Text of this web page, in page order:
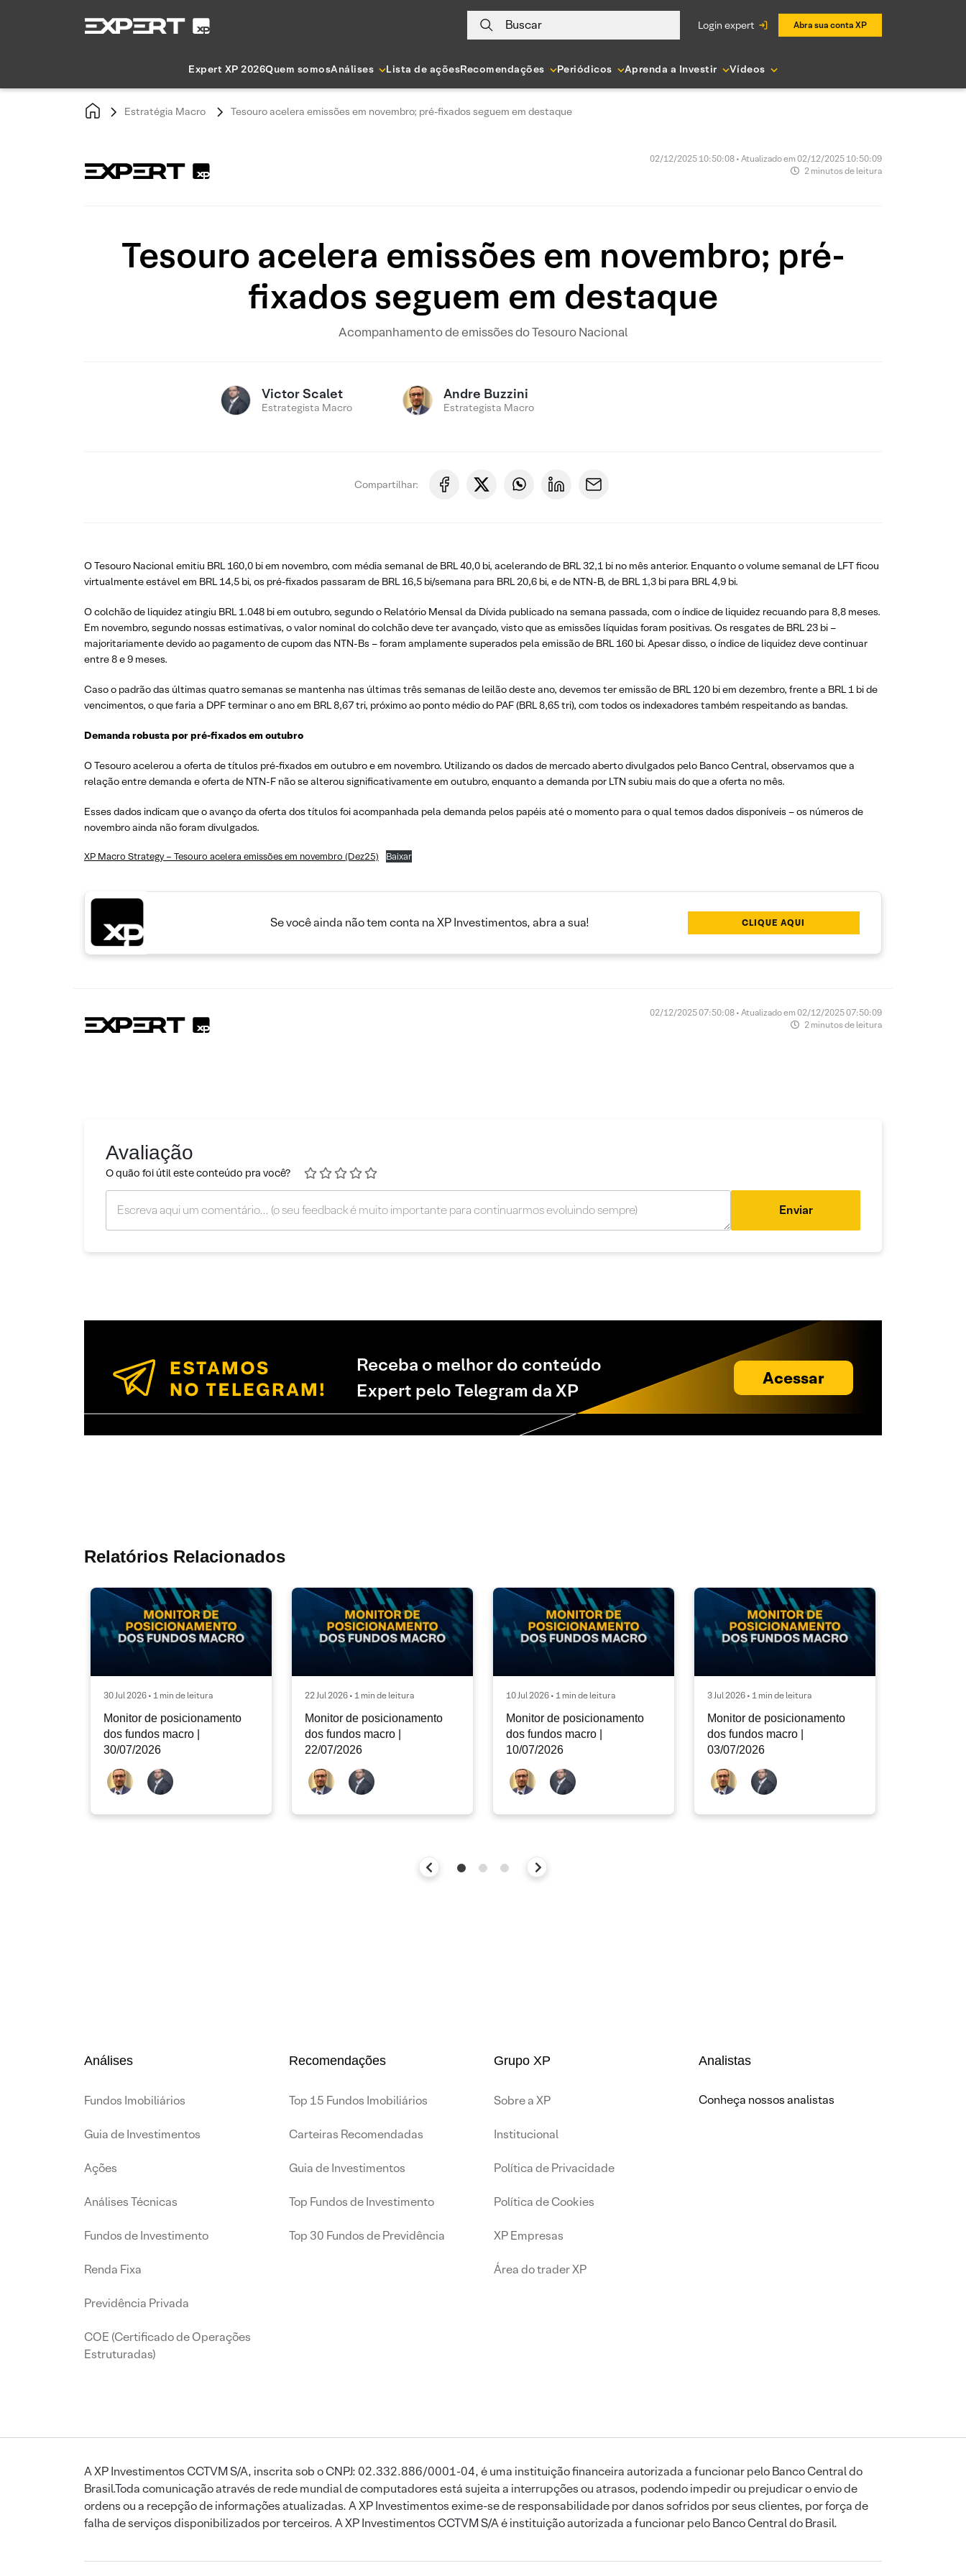
Buscar login expert Abra sua conta XP
Expert XP 2026Quem somosAnálises Lista de açõesRecomendações Periódicos Aprenda a Investir Vídeos
Estratégia Macro Tesouro acelera emissões em novembro; pré-fixados seguem em destaque
02/12/2025 10:50:08 • Atualizado em 02/12/2025 10:50:09
2 minutos de leitura
Tesouro acelera emissões em novembro; pré-
fixados seguem em destaque
Acompanhamento de emissões do Tesouro Nacional
Victor Scalet
Estrategista Macro
Andre Buzzini
Estrategista Macro
Compartilhar:
O Tesouro Nacional emitiu BRL 160,0 bi em novembro, com média semanal de BRL 40,0 bi, acelerando de BRL 32,1 bi no mês anterior. Enquanto o volume semanal de LFT ficou
virtualmente estável em BRL 14,5 bi, os pré-fixados passaram de BRL 16,5 bi/semana para BRL 20,6 bi, e de NTN-B, de BRL 1,3 bi para BRL 4,9 bi.
O colchão de liquidez atingiu BRL 1.048 bi em outubro, segundo o Relatório Mensal da Dívida publicado na semana passada, com o índice de liquidez recuando para 8,8 meses.
Em novembro, segundo nossas estimativas, o valor nominal do colchão deve ter avançado, visto que as emissões líquidas foram positivas. Os resgates de BRL 23 bi –
majoritariamente devido ao pagamento de cupom das NTN-Bs – foram amplamente superados pela emissão de BRL 160 bi. Apesar disso, o índice de liquidez deve continuar
entre 8 e 9 meses.
Caso o padrão das últimas quatro semanas se mantenha nas últimas três semanas de leilão deste ano, devemos ter emissão de BRL 120 bi em dezembro, frente a BRL 1 bi de
vencimentos, o que faria a DPF terminar o ano em BRL 8,67 tri, próximo ao ponto médio do PAF (BRL 8,65 tri), com todos os indexadores também respeitando as bandas.
Demanda robusta por pré-fixados em outubro
O Tesouro acelerou a oferta de títulos pré-fixados em outubro e em novembro. Utilizando os dados de mercado aberto divulgados pelo Banco Central, observamos que a
relação entre demanda e oferta de NTN-F não se alterou significativamente em outubro, enquanto a demanda por LTN subiu mais do que a oferta no mês.
Esses dados indicam que o avanço da oferta dos títulos foi acompanhada pela demanda pelos papéis até o momento para o qual temos dados disponíveis – os números de
novembro ainda não foram divulgados.
XP Macro Strategy – Tesouro acelera emissões em novembro (Dez25) Baixar
Se você ainda não tem conta na XP Investimentos, abra a sua! CLIQUE AQUI
02/12/2025 07:50:08 • Atualizado em 02/12/2025 07:50:09
2 minutos de leitura
Avaliação
O quão foi útil este conteúdo pra você?
Enviar
Receba o melhor do conteúdo
Expert pelo Telegram da XP
Acessar
Relatórios Relacionados
30 Jul 2026 • 1 min de leitura
Monitor de posicionamento
dos fundos macro |
30/07/2026
22 Jul 2026 • 1 min de leitura
Monitor de posicionamento
dos fundos macro |
22/07/2026
10 Jul 2026 • 1 min de leitura
Monitor de posicionamento
dos fundos macro |
10/07/2026
3 Jul 2026 • 1 min de leitura
Monitor de posicionamento
dos fundos macro |
03/07/2026
Análises
Fundos Imobiliários
Guia de Investimentos
Ações
Análises Técnicas
Fundos de Investimento
Renda Fixa
Previdência Privada
COE (Certificado de Operações
Estruturadas)
Recomendações
Top 15 Fundos Imobiliários
Carteiras Recomendadas
Guia de Investimentos
Top Fundos de Investimento
Top 30 Fundos de Previdência
Grupo XP
Sobre a XP
Institucional
Política de Privacidade
Política de Cookies
XP Empresas
Área do trader XP
Analistas
Conheça nossos analistas
A XP Investimentos CCTVM S/A, inscrita sob o CNPJ: 02.332.886/0001-04, é uma instituição financeira autorizada a funcionar pelo Banco Central do
Brasil.Toda comunicação através de rede mundial de computadores está sujeita a interrupções ou atrasos, podendo impedir ou prejudicar o envio de
ordens ou a recepção de informações atualizadas. A XP Investimentos exime-se de responsabilidade por danos sofridos por seus clientes, por força de
falha de serviços disponibilizados por terceiros. A XP Investimentos CCTVM S/A é instituição autorizada a funcionar pelo Banco Central do Brasil.